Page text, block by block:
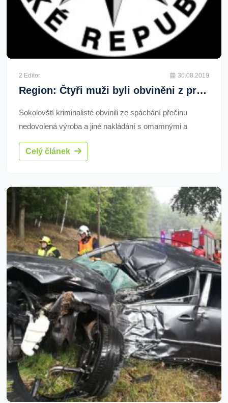
2 Editor 30.08.2019
Region: Čtyři muži byli obviněni z prodeje či přechovávání drog
Sokolovští kriminalisté obvinili ze spáchání přečinu
nedovolená výroba a jiné nakládání s omamnými a
psychotropními látkami a s jedy dva muže ve věku 21 a
22 let. Obvinění muži měli v období od září roku 2018 do
Celý článek